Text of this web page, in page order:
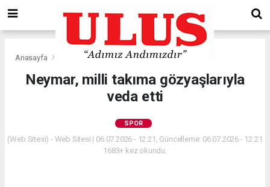
Anasayfa
Neymar, milli takıma gözyaşlarıyla
veda etti
SPOR
(Web Sitesi) - Web Sitesi | 06.07.2026 - 12:21, Güncelleme: 06.07.2026 - 12:21
1683+ kez okundu.